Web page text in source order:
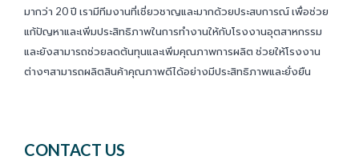
มากว่า 20 ปี เรามีทีมงานที่เชี่ยวชาญและมากด้วยประสบการณ์ เพื่อช่วย
แก้ปัญหาและเพิ่มประสิทธิภาพในการทำงานให้กับโรงงานอุตสาหกรรม
และยังสามารถช่วยลดต้นทุนและเพิ่มคุณภาพการผลิต ช่วยให้โรงงาน
ต่างๆสามารถผลิตสินค้าคุณภาพดีได้อย่างมีประสิทธิภาพและยั่งยืน
CONTACT US